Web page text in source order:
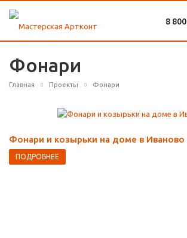
8
Фонари
Главная Проекты Фонари
Фонари и козырьки на доме в Иваново
ПОДРОБНЕЕ